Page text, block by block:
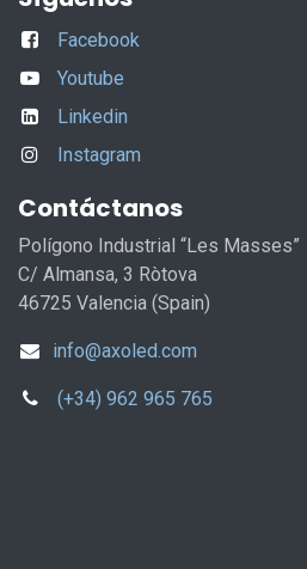
Facebook
Youtube
Linkedin
Instagram
Contáctanos
Polígono Industrial “Les Masses”
C/ Almansa, 3 Ròtova
46725 Valencia (Spain)
info@axoled.com
(+34) 962 965 765